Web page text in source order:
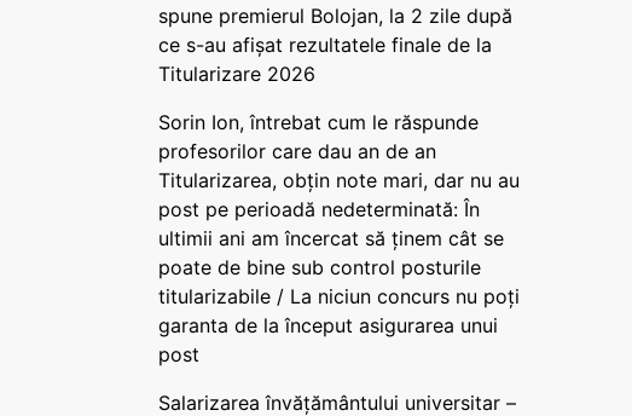
spune premierul Bolojan, la 2 zile după
ce s-au afișat rezultatele finale de la
Titularizare 2026
Sorin Ion, întrebat cum le răspunde
profesorilor care dau an de an
Titularizarea, obțin note mari, dar nu au
post pe perioadă nedeterminată: În
ultimii ani am încercat să ținem cât se
poate de bine sub control posturile
titularizabile / La niciun concurs nu poți
garanta de la început asigurarea unui
post
Salarizarea învățământului universitar –